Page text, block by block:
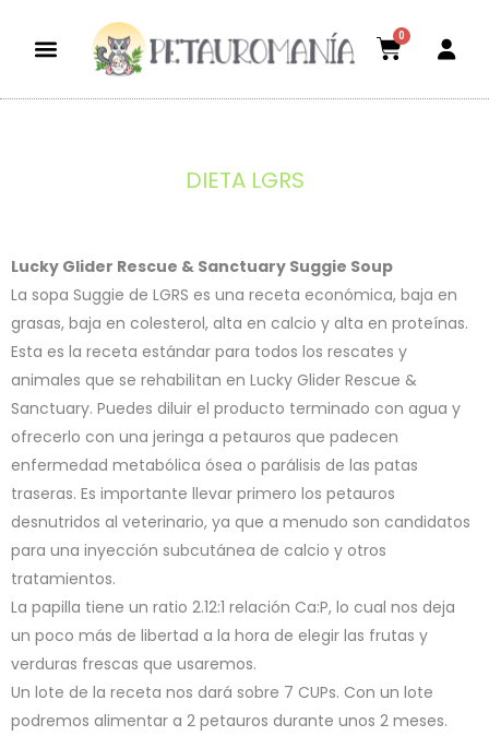
0
DIETA LGRS
Lucky Glider Rescue & Sanctuary Suggie Soup
La sopa Suggie de LGRS es una receta económica, baja en
grasas, baja en colesterol, alta en calcio y alta en proteínas.
Esta es la receta estándar para todos los rescates y
animales que se rehabilitan en Lucky Glider Rescue &
Sanctuary. Puedes diluir el producto terminado con agua y
ofrecerlo con una jeringa a petauros que padecen
enfermedad metabólica ósea o parálisis de las patas
traseras. Es importante llevar primero los petauros
desnutridos al veterinario, ya que a menudo son candidatos
para una inyección subcutánea de calcio y otros
tratamientos.
La papilla tiene un ratio 2.12:1 relación Ca:P, lo cual nos deja
un poco más de libertad a la hora de elegir las frutas y
verduras frescas que usaremos.
Un lote de la receta nos dará sobre 7 CUPs. Con un lote
podremos alimentar a 2 petauros durante unos 2 meses.